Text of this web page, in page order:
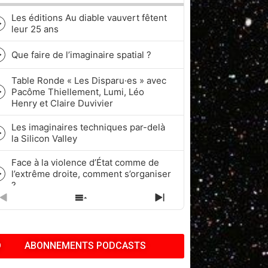
Les éditions Au diable vauvert fêtent
leur 25 ans
Que faire de l’imaginaire spatial ?
play
Table Ronde « Les Disparu·es » avec
Pacôme Thiellement, Lumi, Léo
Henry et Claire Duvivier
icon
Les imaginaires techniques par-delà
la Silicon Valley
Face à la violence d’État comme de
l’extrême droite, comment s’organiser
?
Quel rapport à l’historicité dans les
fiction ?
Pop Culture, Nostalgie et Capitalisme
PREVIOUS
EPISODE
SHOW
EPISODES
NEXT
EPISODE
ABONNEMENTS PODCASTS